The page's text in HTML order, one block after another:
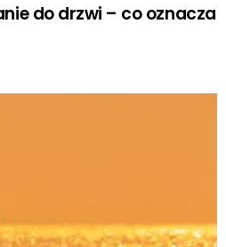
do drzwi – co oznacza